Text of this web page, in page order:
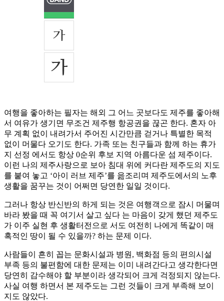
여행을 좋아하는 필자는 해외 그 어느 곳보다도 제주를 좋아해
서 여유가 생기면 무조건 제주행 항공권을 끊곤 한다. 혼자 아
무 계획 없이 내려가서 주어진 시간만큼 걷거나 특별한 목적
없이 머물다 오기도 한다. 가족 또는 친구들과 함께 하는 휴가
지 선정 에서도 항상 0순위 후보 지역 아름다운 섬 제주이다.
이런 나의 제주사랑으로 보아 침대 위에 커다란 제주도의 지도
를 붙여 놓고 ‘아이 러브 제주’를 읊조리며 제주도에서의 노후
생활을 꿈꾸는 것이 어쩌면 당연한 일일 것이다.
그러나 항상 반신반의 하게 되는 것은 여행객으로 잠시 머물며
바라 봤을 때 꼭 여기서 살고 싶다 는 마음이 갖게 했던 제주도
가 이주 실현 후 생활터전으로 서도 여전히 나에게 똑같이 매
혹적인 땅이 될 수 있을까? 하는 문제 이다.
사람들이 흔히 꼽는 문화시설과 병원, 백화점 등의 편의시설
부족 등의 불편함에 대한 문제는 이미 내려간다고 생각한다면
당연히 감수해야 할 부분이라 생각되어 크게 걱정되지 않는다.
사실 여행 하면서 본 제주도는 그런 것들이 크게 부족해 보이
지도 않았다.